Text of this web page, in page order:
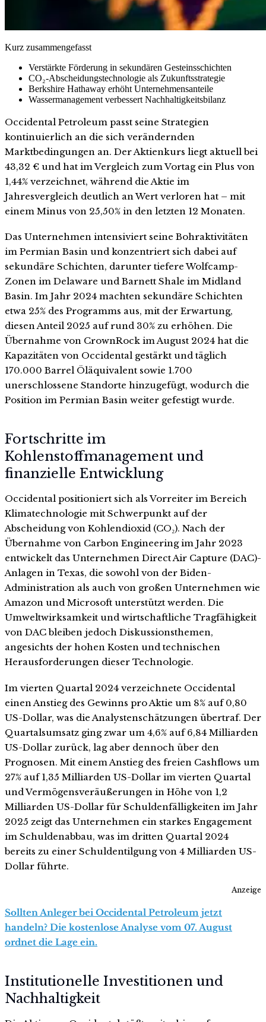
Kurz zusammengefasst
Verstärkte Förderung in sekundären Gesteinsschichten
CO₂-Abscheidungstechnologie als Zukunftsstrategie
Berkshire Hathaway erhöht Unternehmensanteile
Wassermanagement verbessert Nachhaltigkeitsbilanz
Occidental Petroleum passt seine Strategien
kontinuierlich an die sich verändernden
Marktbedingungen an. Der Aktienkurs liegt aktuell bei
43,32 € und hat im Vergleich zum Vortag ein Plus von
1,44% verzeichnet, während die Aktie im
Jahresvergleich deutlich an Wert verloren hat – mit
einem Minus von 25,50% in den letzten 12 Monaten.
Das Unternehmen intensiviert seine Bohraktivitäten
im Permian Basin und konzentriert sich dabei auf
sekundäre Schichten, darunter tiefere Wolfcamp-
Zonen im Delaware und Barnett Shale im Midland
Basin. Im Jahr 2024 machten sekundäre Schichten
etwa 25% des Programms aus, mit der Erwartung,
diesen Anteil 2025 auf rund 30% zu erhöhen. Die
Übernahme von CrownRock im August 2024 hat die
Kapazitäten von Occidental gestärkt und täglich
170.000 Barrel Öläquivalent sowie 1.700
unerschlossene Standorte hinzugefügt, wodurch die
Position im Permian Basin weiter gefestigt wurde.
Fortschritte im
Kohlenstoffmanagement und
finanzielle Entwicklung
Occidental positioniert sich als Vorreiter im Bereich
Klimatechnologie mit Schwerpunkt auf der
Abscheidung von Kohlendioxid (CO₂). Nach der
Übernahme von Carbon Engineering im Jahr 2023
entwickelt das Unternehmen Direct Air Capture (DAC)-
Anlagen in Texas, die sowohl von der Biden-
Administration als auch von großen Unternehmen wie
Amazon und Microsoft unterstützt werden. Die
Umweltwirksamkeit und wirtschaftliche Tragfähigkeit
von DAC bleiben jedoch Diskussionsthemen,
angesichts der hohen Kosten und technischen
Herausforderungen dieser Technologie.
Im vierten Quartal 2024 verzeichnete Occidental
einen Anstieg des Gewinns pro Aktie um 8% auf 0,80
US-Dollar, was die Analystenschätzungen übertraf. Der
Quartalsumsatz ging zwar um 4,6% auf 6,84 Milliarden
US-Dollar zurück, lag aber dennoch über den
Prognosen. Mit einem Anstieg des freien Cashflows um
27% auf 1,35 Milliarden US-Dollar im vierten Quartal
und Vermögensveräußerungen in Höhe von 1,2
Milliarden US-Dollar für Schuldenfälligkeiten im Jahr
2025 zeigt das Unternehmen ein starkes Engagement
im Schuldenabbau, was im dritten Quartal 2024
bereits zu einer Schuldentilgung von 4 Milliarden US-
Dollar führte.
Anzeige
Sollten Anleger bei Occidental Petroleum jetzt
handeln? Die kostenlose Analyse vom 07. August
ordnet die Lage ein.
Institutionelle Investitionen und
Nachhaltigkeit